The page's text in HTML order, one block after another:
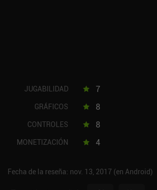
JUGABILIDAD 7
GRÁFICOS 8
CONTROLES 8
MONETIZACIÓN 4
Fecha de la reseña: nov. 13, 2017 (en Android)